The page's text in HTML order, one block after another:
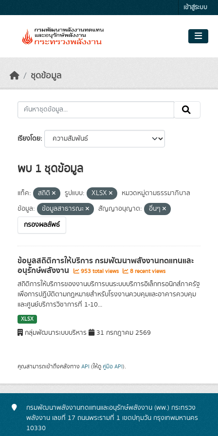
เข้าสู่ระบบ
ชุดข้อมูล
เรียงโดย
พบ 1 ชุดข้อมูล
แท็ค: สถิติ รูปแบบ: XLSX
หมวดหมู่ตามธรรมาภิบาล
ข้อมูล:
ข้อมูลสาธารณะ สัญญาอนุญาต:
อื่นๆ
กรองผลลัพธ์
ข้อมูลสถิติการให้บริการ กรมพัฒนาพลังงานทดแทนและ
อนุรักษ์พลังงาน 953 total views 8 recent views
สถิติการให้บริการของงานบริการบนระบบบริการอิเล็กทรอนิกส์ภาครัฐ
เพื่อการปฏิบัติตามกฏหมายสำหรับโรงงานควบคุมและอาคารควบคุม
และศูนย์บริการวิชาการที่ 1-10...
XLSX
กลุ่มพัฒนาระบบบริหาร 31 กรกฎาคม 2569
คุณสามารถเข้าถึงคลังทาง API (ให้ดู คู่มือ API).
กรมพัฒนาพลังงานทดแทนและอนุรักษ์พลังงาน (พพ.) กระทรวง
พลังงาน เลขที่ 17 ถนนพระรามที่ 1 เขตปทุมวัน กรุงเทพมหานคร
10330